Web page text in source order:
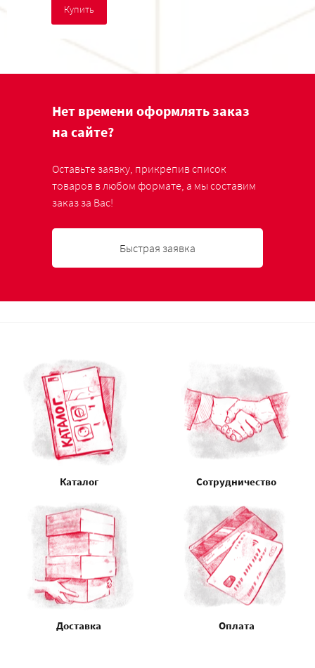
Купить
Нет времени оформлять заказ
на сайте?
Оставьте заявку, прикрепив список
товаров в любом формате, а мы составим
заказ за Вас!
Быстрая заявка
Каталог Сотрудничество
Доставка Оплата